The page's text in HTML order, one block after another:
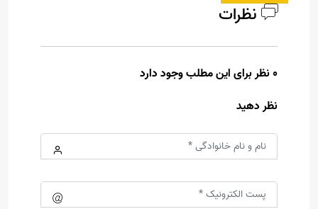
نظرات
0 نظر برای این مطلب وجود دارد
نظر دهید